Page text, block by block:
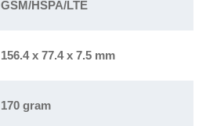
GSM/HSPA/LTE
156.4 x 77.4 x 7.5 mm
170 gram